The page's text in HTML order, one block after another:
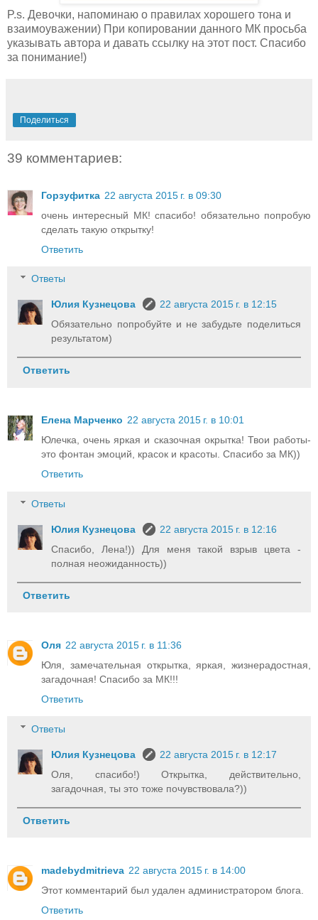
P.s. Девочки, напоминаю о правилах хорошего тона и
взаимоуважении) При копировании данного МК просьба
указывать автора и давать ссылку на этот пост. Спасибо
за понимание!)
Поделиться
39 комментариев:
Горзуфитка 22 августа 2015 г. в 09:30
очень интересный МК! спасибо! обязательно попробую
сделать такую открытку!
Ответить
Ответы
Юлия Кузнецова
22 августа 2015 г. в 12:15
Обязательно попробуйте и не забудьте поделиться
результатом)
Ответить
Елена Марченко 22 августа 2015 г. в 10:01
Юлечка, очень яркая и сказочная окрытка! Твои работы-
это фонтан эмоций, красок и красоты. Спасибо за МК))
Ответить
Ответы
Юлия Кузнецова
22 августа 2015 г. в 12:16
Спасибо, Лена!)) Для меня такой взрыв цвета -
полная неожиданность))
Ответить
Оля 22 августа 2015 г. в 11:36
Юля, замечательная открытка, яркая, жизнерадостная,
загадочная! Спасибо за МК!!!
Ответить
Ответы
Юлия Кузнецова
22 августа 2015 г. в 12:17
Оля, спасибо!) Открытка, действительно,
загадочная, ты это тоже почувствовала?))
Ответить
madebydmitrieva 22 августа 2015 г. в 14:00
Этот комментарий был удален администратором блога.
Ответить